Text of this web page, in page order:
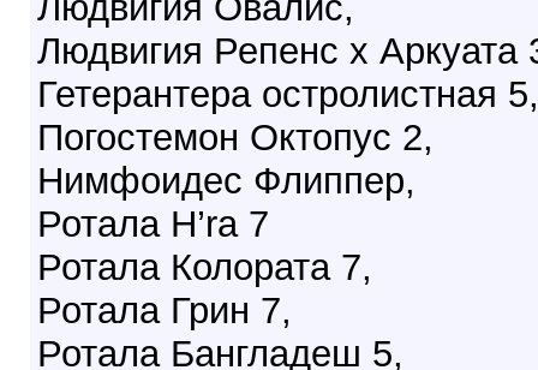
Людвигия Репенс х Аркуата
Гетерантера остролистная 5,
Погостемон Октопус 2,
Нимфоидес Флиппер,
Ротала H’ra 7
Ротала Колората 7,
Ротала Грин 7,
Ротала Бангладеш 5,